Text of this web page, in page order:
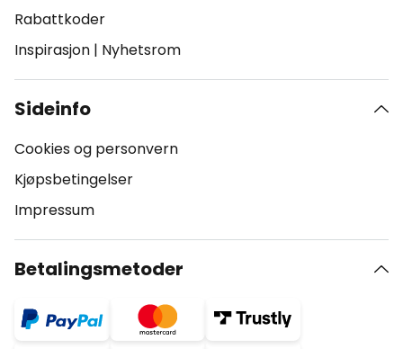
Rabattkoder
Inspirasjon | Nyhetsrom
Sideinfo
Cookies og personvern
Kjøpsbetingelser
Impressum
Betalingsmetoder